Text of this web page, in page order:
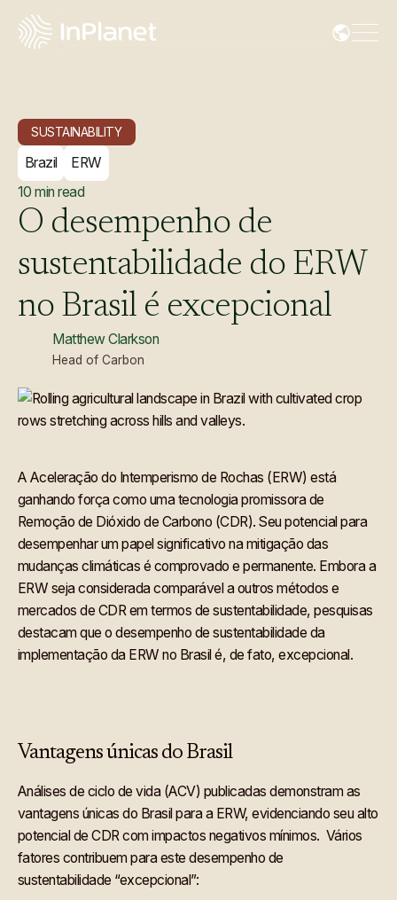
SUSTAINABILITY
Brazil
ERW
10 min read
O desempenho de
sustentabilidade do ERW
no Brasil é excepcional
Matthew Clarkson
Head of Carbon
A Aceleração do Intemperismo de Rochas (ERW) está
ganhando força como uma tecnologia promissora de
Remoção de Dióxido de Carbono (CDR). Seu potencial para
desempenhar um papel significativo na mitigação das
mudanças climáticas é comprovado e permanente. Embora a
ERW seja considerada comparável a outros métodos e
mercados de CDR em termos de sustentabilidade, pesquisas
destacam que o desempenho de sustentabilidade da
implementação da ERW no Brasil é, de fato, excepcional.
Vantagens únicas do Brasil
Análises de ciclo de vida (ACV) publicadas demonstram as
vantagens únicas do Brasil para a ERW, evidenciando seu alto
potencial de CDR com impactos negativos mínimos. Vários
fatores contribuem para este desempenho de
sustentabilidade “excepcional”: